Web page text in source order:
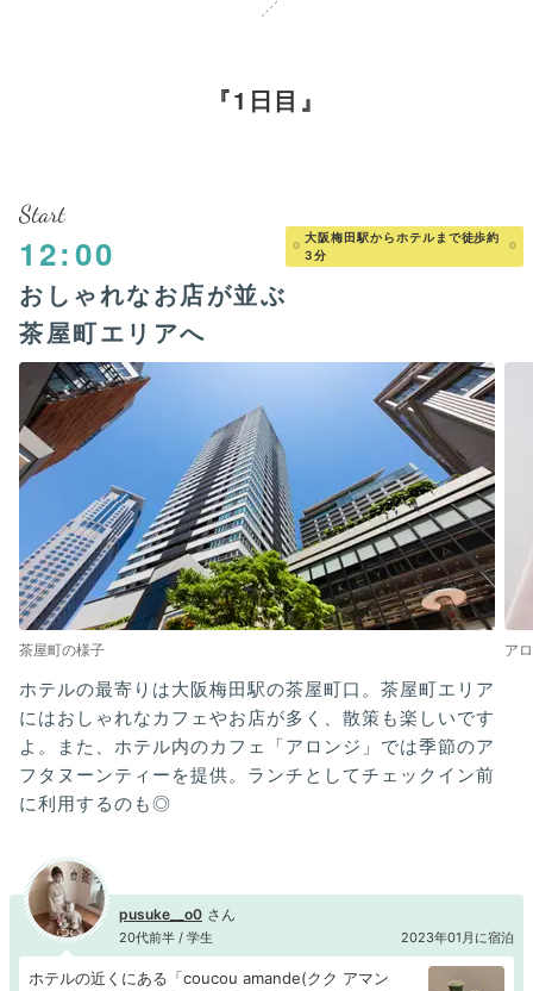
1日目
Start
12:00
大阪梅田駅からホテルまで徒歩約
3分
おしゃれなお店が並ぶ
茶屋町エリアへ
茶屋町の様子 ア
ホテルの最寄りは大阪梅田駅の茶屋町口。茶屋町エリア
にはおしゃれなカフェやお店が多く、散策も楽しいです
よ。また、ホテル内のカフェ「アロンジ」では季節のア
フタヌーンティーを提供。ランチとしてチェックイン前
に利用するのも◎
pusuke__o0
20代前半 / 学生 2023年01月に宿泊
ホテルの近くにある「coucou amande(クク アマン